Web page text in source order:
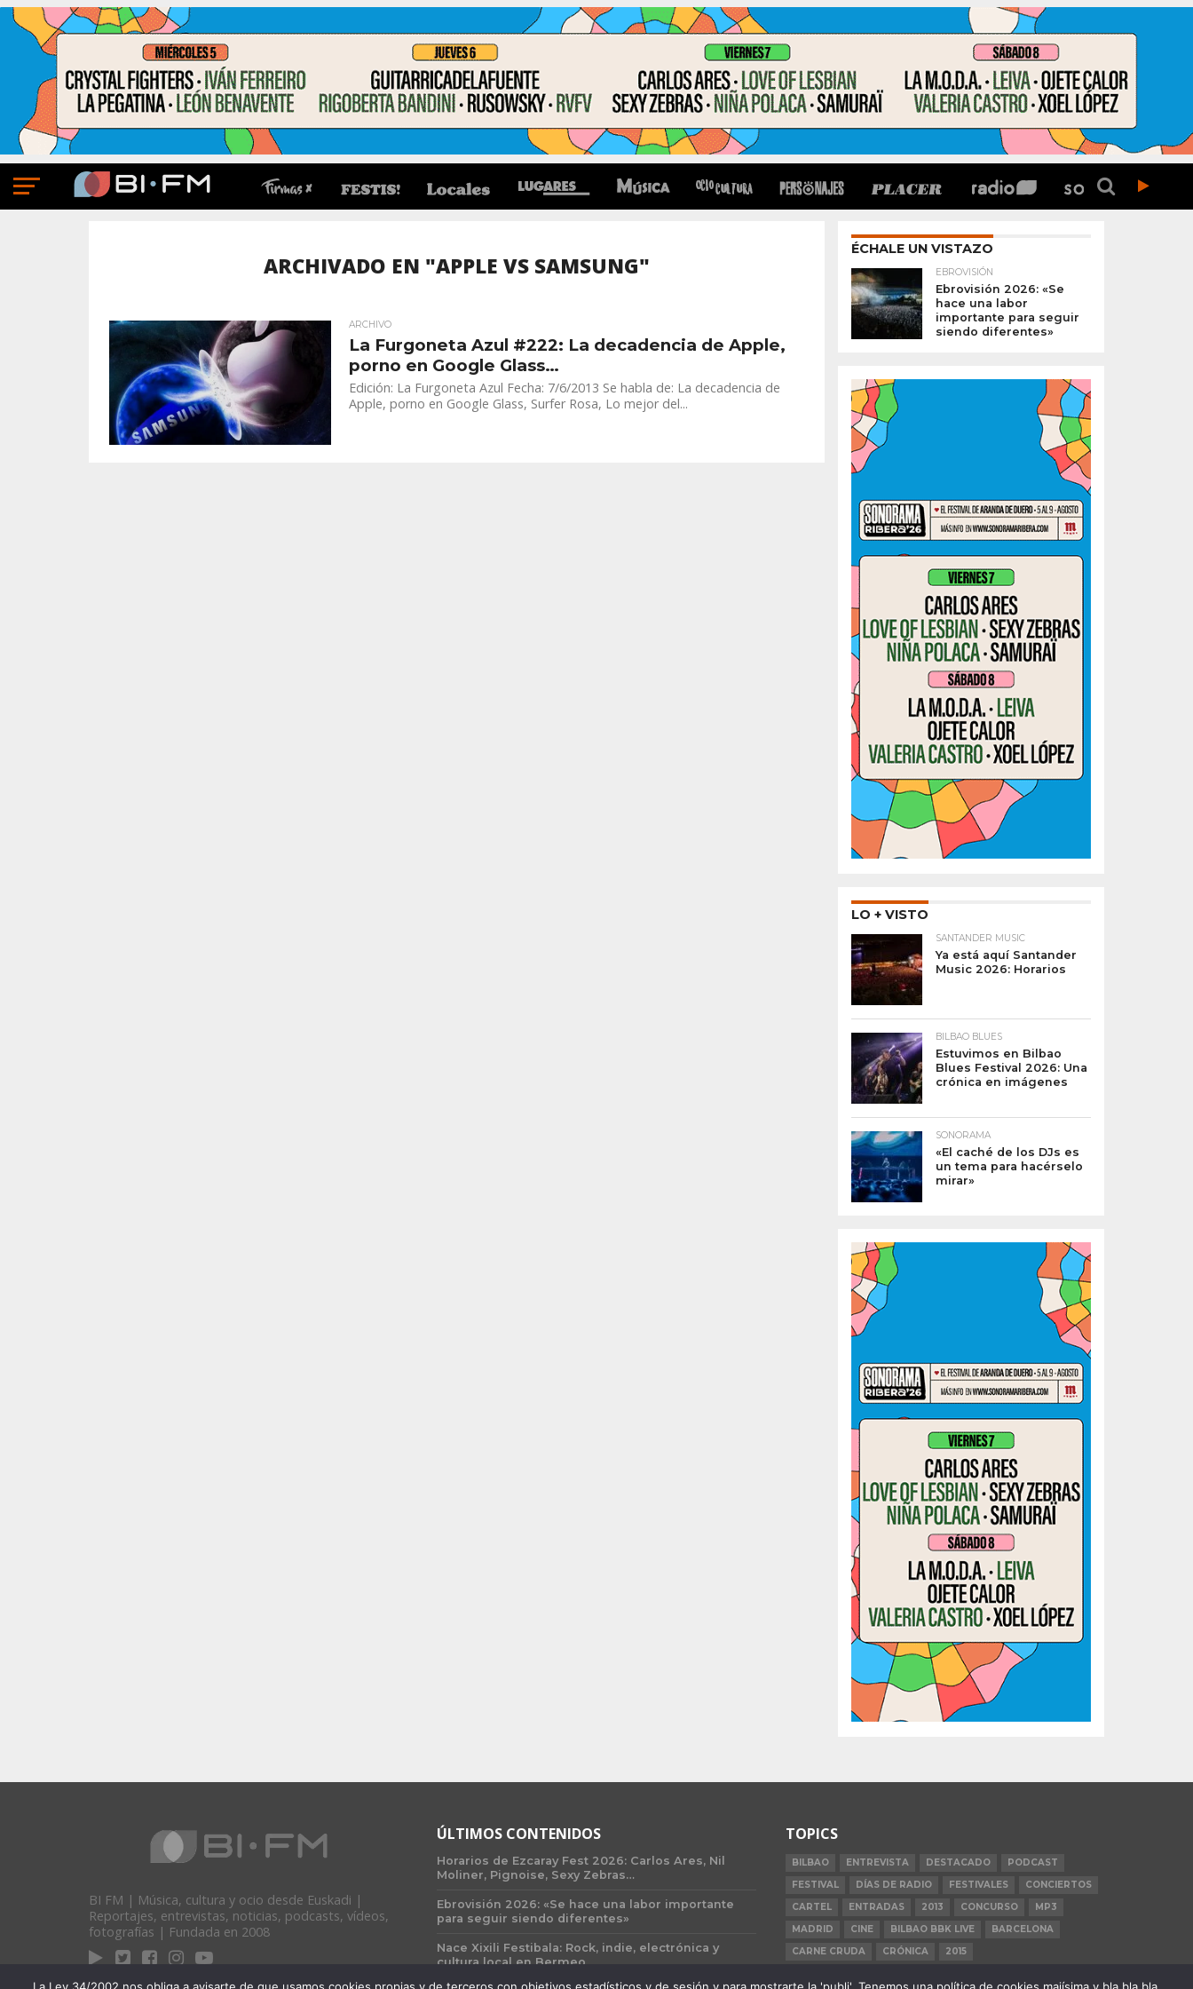
ARCHIVADO EN "APPLE VS SAMSUNG"
ARCHIVO
La Furgoneta Azul #222: La decadencia de Apple,
porno en Google Glass…
Edición: La Furgoneta Azul Fecha: 7/6/2013 Se habla de: La decadencia de
Apple, porno en Google Glass, Surfer Rosa, Lo mejor del...
ÉCHALE UN VISTAZO
EBROVISIÓN
Ebrovisión 2026: «Se
hace una labor
importante para seguir
siendo diferentes»
LO + VISTO
SANTANDER MUSIC
Ya está aquí Santander
Music 2026: Horarios
BILBAO BLUES
Estuvimos en Bilbao
Blues Festival 2026: Una
crónica en imágenes
SONORAMA
«El caché de los DJs es
un tema para hacérselo
mirar»
BI FM | Música, cultura y ocio desde Euskadi |
Reportajes, entrevistas, noticias, podcasts, vídeos,
fotografías | Fundada en 2008
ÚLTIMOS CONTENIDOS
Horarios de Ezcaray Fest 2026: Carlos Ares, Nil
Moliner, Pignoise, Sexy Zebras…
Ebrovisión 2026: «Se hace una labor importante
para seguir siendo diferentes»
Nace Xixili Festibala: Rock, indie, electrónica y
cultura local en Bermeo
TOPICS
BILBAO ENTREVISTA DESTACADO
PODCAST
FESTIVAL
DÍAS DE RADIO FESTIVALES
CONCIERTOS
CARTEL
ENTRADAS 2013 CONCURSO
MP3
MADRID
CINE BILBAO BBK LIVE
BARCELONA
CARNE CRUDA
CRÓNICA 2015